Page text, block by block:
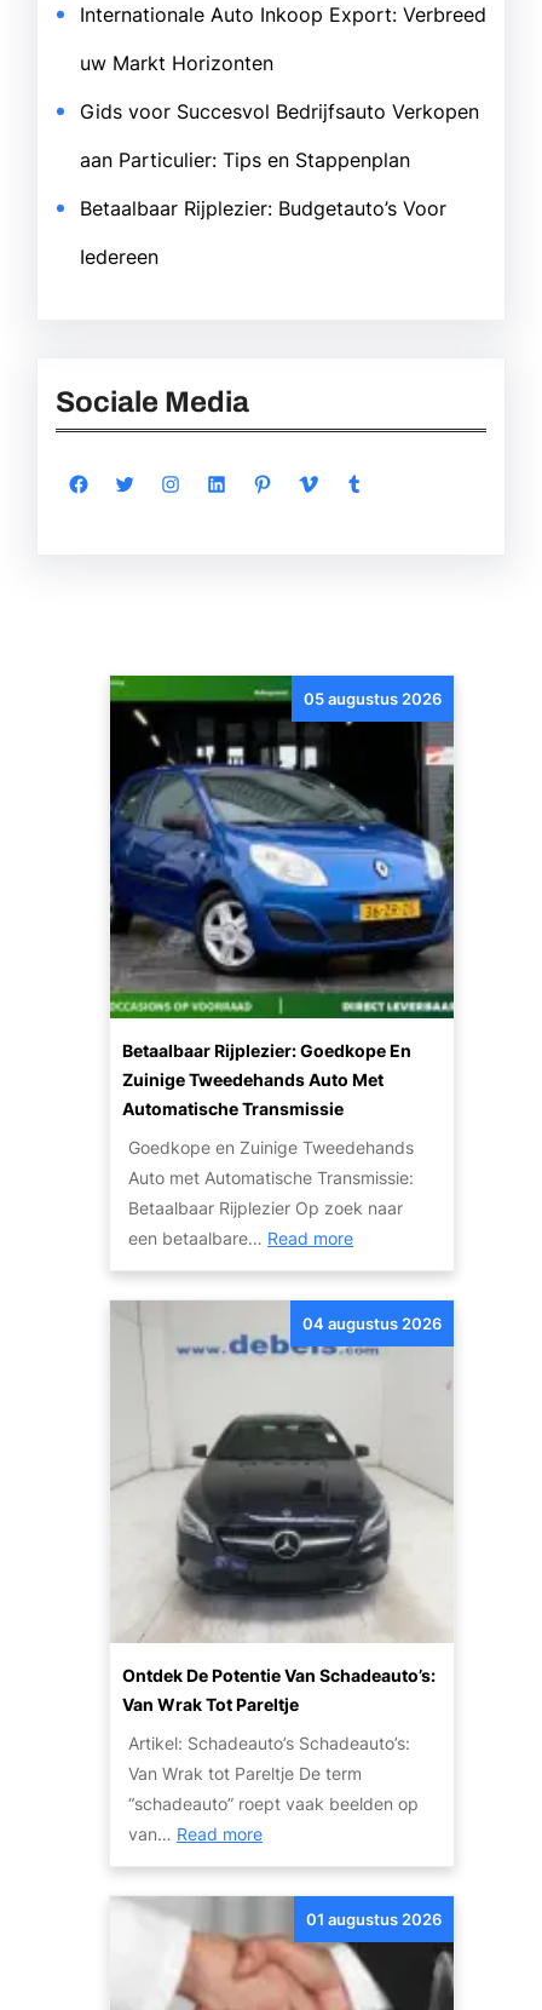
Internationale Auto Inkoop Export: Verbreed
uw Markt Horizonten
Gids voor Succesvol Bedrijfsauto Verkopen
aan Particulier: Tips en Stappenplan
Betaalbaar Rijplezier: Budgetauto’s Voor
Iedereen
Sociale Media
Facebook Twitter Instagram LinkedIn Pinterest Vimeo Tumblr
Betaalbaar Rijplezier: Goedkope En
Zuinige Tweedehands Auto Met
Automatische Transmissie
05 augustus 2026
Goedkope en Zuinige Tweedehands
Auto met Automatische Transmissie:
Betaalbaar Rijplezier Op zoek naar
een betaalbare… Read more:
B
e
t
a
b
a
r
R
i
z
i
e
:
G
o
e
Ontdek De Potentie Van Schadeauto’s:
Van Wrak Tot Pareltje
04 augustus 2026
Artikel: Schadeauto’s Schadeauto’s:
Van Wrak tot Pareltje De term
“schadeauto” roept vaak beelden op
van… Read more:
O
n
d
01 augustus 2026